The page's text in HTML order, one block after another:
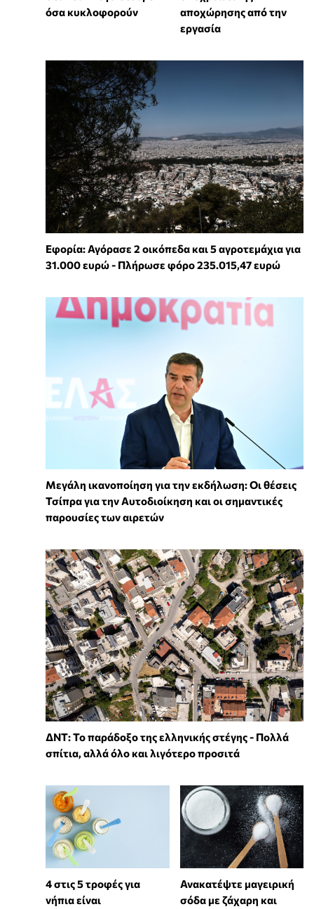
όσα κυκλοφορούν
αποχώρησης από την
εργασία
Εφορία: Αγόρασε 2 οικόπεδα και 5 αγροτεμάχια για
31.000 ευρώ - Πλήρωσε φόρο 235.015,47 ευρώ
Μεγάλη ικανοποίηση για την εκδήλωση: Οι θέσεις
Τσίπρα για την Αυτοδιοίκηση και οι σημαντικές
παρουσίες των αιρετών
ΔΝΤ: Το παράδοξο της ελληνικής στέγης - Πολλά
σπίτια, αλλά όλο και λιγότερο προσιτά
4 στις 5 τροφές για
νήπια είναι
Ανακατέψτε μαγειρική
σόδα με ζάχαρη και